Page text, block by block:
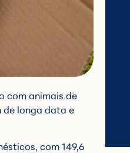
com animais de
de longa data e
com 149,6